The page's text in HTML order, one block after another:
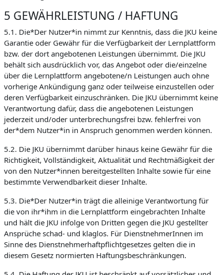
5 GEWÄHRLEISTUNG / HAFTUNG
5.1. Die*Der Nutzer*in nimmt zur Kenntnis, dass die JKU keine
Garantie oder Gewähr für die Verfügbarkeit der Lernplattform
bzw. der dort angebotenen Leistungen übernimmt. Die JKU
behält sich ausdrücklich vor, das Angebot oder die/einzelne
über die Lernplattform angebotene/n Leistungen auch ohne
vorherige Ankündigung ganz oder teilweise einzustellen oder
deren Verfügbarkeit einzuschränken. Die JKU übernimmt keine
Verantwortung dafür, dass die angebotenen Leistungen
jederzeit und/oder unterbrechungsfrei bzw. fehlerfrei von
der*dem Nutzer*in in Anspruch genommen werden können.
5.2. Die JKU übernimmt darüber hinaus keine Gewähr für die
Richtigkeit, Vollständigkeit, Aktualität und Rechtmäßigkeit der
von den Nutzer*innen bereitgestellten Inhalte sowie für eine
bestimmte Verwendbarkeit dieser Inhalte.
5.3. Die*Der Nutzer*in trägt die alleinige Verantwortung für
die von ihr*ihm in die Lernplattform eingebrachten Inhalte
und hält die JKU infolge von Dritten gegen die JKU gestellter
Ansprüche schad- und klaglos. Für DienstnehmerInnen im
Sinne des Dienstnehmerhaftpflichtgesetzes gelten die in
diesem Gesetz normierten Haftungsbeschränkungen.